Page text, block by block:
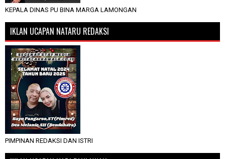
KEPALA DINAS PU BINA MARGA LAMONGAN
IKLAN UCAPAN NATARU REDAKSI
PIMPINAN REDAKSI DAN ISTRI